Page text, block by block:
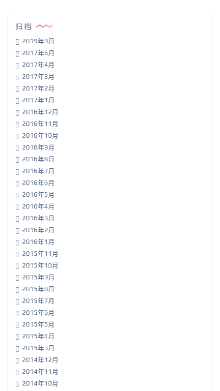
归档
2019年9月
2017年6月
2017年4月
2017年3月
2017年2月
2017年1月
2016年12月
2016年11月
2016年10月
2016年9月
2016年8月
2016年7月
2016年6月
2016年5月
2016年4月
2016年3月
2016年2月
2016年1月
2015年11月
2015年10月
2015年9月
2015年8月
2015年7月
2015年6月
2015年5月
2015年4月
2015年3月
2014年12月
2014年11月
2014年10月